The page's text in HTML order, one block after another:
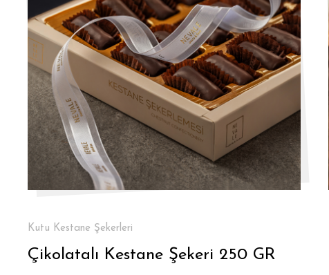
Kutu Kestane Şekerleri
Çikolatalı Kestane Şekeri 250 GR